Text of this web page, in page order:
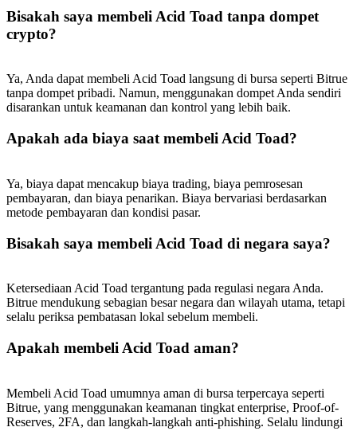
Trade Gold & Silver · 33,333 USDT Bonus
USDT New User Exclusive 10% APR
USDT Flexible Staking | Daily Rewards
BTC Flexible Staking | Daily Rewards
Menangkan Hadiah dan Hadiah Eksklusif
Pusat Hadiah
Bisakah saya membeli Acid Toad tanpa dompet
crypto?
Ya, Anda dapat membeli Acid Toad langsung di bursa seperti Bitrue
tanpa dompet pribadi. Namun, menggunakan dompet Anda sendiri
disarankan untuk keamanan dan kontrol yang lebih baik.
Apakah ada biaya saat membeli Acid Toad?
Ya, biaya dapat mencakup biaya trading, biaya pemrosesan
pembayaran, dan biaya penarikan. Biaya bervariasi berdasarkan
metode pembayaran dan kondisi pasar.
Bisakah saya membeli Acid Toad di negara saya?
Ketersediaan Acid Toad tergantung pada regulasi negara Anda.
Bitrue mendukung sebagian besar negara dan wilayah utama, tetapi
selalu periksa pembatasan lokal sebelum membeli.
Apakah membeli Acid Toad aman?
Membeli Acid Toad umumnya aman di bursa terpercaya seperti
Bitrue, yang menggunakan keamanan tingkat enterprise, Proof-of-
Reserves, 2FA, dan langkah-langkah anti-phishing. Selalu lindungi